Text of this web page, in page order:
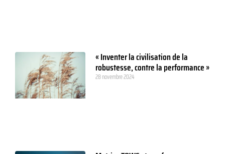
« Inventer la civilisation de la
robustesse, contre la performance »
28 novembre 2024